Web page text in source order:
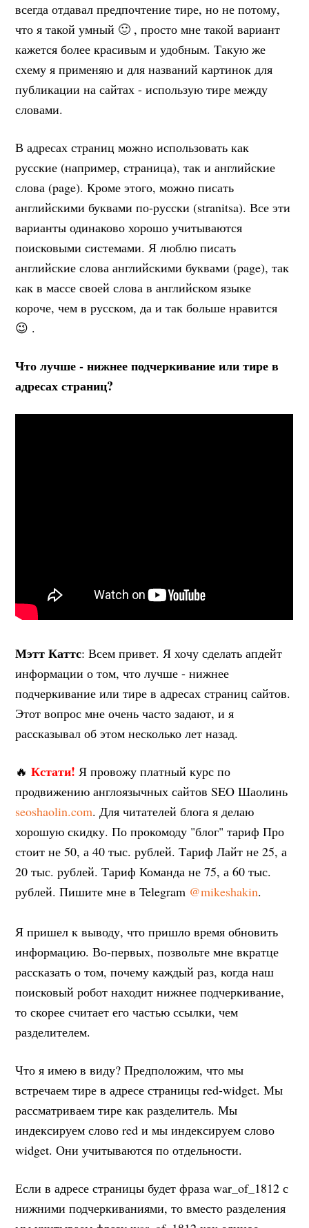
всегда отдавал предпочтение тире, но не потому,
что я такой умный 🙂 , просто мне такой вариант
кажется более красивым и удобным. Такую же
схему я применяю и для названий картинок для
публикации на сайтах - использую тире между
словами.
В адресах страниц можно использовать как
русские (например, страница), так и английские
слова (page). Кроме этого, можно писать
английскими буквами по-русски (stranitsa). Все эти
варианты одинаково хорошо учитываются
поисковыми системами. Я люблю писать
английские слова английскими буквами (page), так
как в массе своей слова в английском языке
короче, чем в русском, да и так больше нравится
😉 .
Что лучше - нижнее подчеркивание или тире в
адресах страниц?
Мэтт Каттс: Всем привет. Я хочу сделать апдейт
информации о том, что лучше - нижнее
подчеркивание или тире в адресах страниц сайтов.
Этот вопрос мне очень часто задают, и я
рассказывал об этом несколько лет назад.
🔥Кстати! Я провожу платный курс по
продвижению англоязычных сайтов SEO Шаолинь
seoshaolin.com. Для читателей блога я делаю
хорошую скидку. По прокомоду "блог" тариф Про
стоит не 50, а 40 тыс. рублей. Тариф Лайт не 25, а
20 тыс. рублей. Тариф Команда не 75, а 60 тыс.
рублей. Пишите мне в Telegram @mikeshakin.
Я пришел к выводу, что пришло время обновить
информацию. Во-первых, позвольте мне вкратце
рассказать о том, почему каждый раз, когда наш
поисковый робот находит нижнее подчеркивание,
то скорее считает его частью ссылки, чем
разделителем.
Что я имею в виду? Предположим, что мы
встречаем тире в адресе страницы red-widget. Мы
рассматриваем тире как разделитель. Мы
индексируем слово red и мы индексируем слово
widget. Они учитываются по отдельности.
Если в адресе страницы будет фраза war_of_1812 с
нижними подчеркиваниями, то вместо разделения